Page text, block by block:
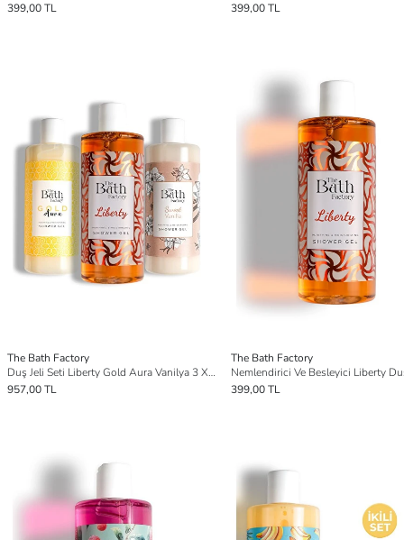
399,00 TL
399,00 TL
The Bath Factory
Duş Jeli Seti Liberty Gold Aura Vanilya 3 X 400 ML
957,00 TL
The Bath Factory
399,00 TL